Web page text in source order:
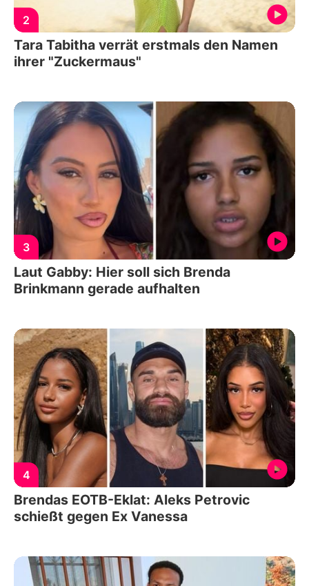
2
Tara Tabitha verrät erstmals den Namen
ihrer "Zuckermaus"
3
Laut Gabby: Hier soll sich Brenda
Brinkmann gerade aufhalten
4
Brendas EOTB-Eklat: Aleks Petrovic
schießt gegen Ex Vanessa